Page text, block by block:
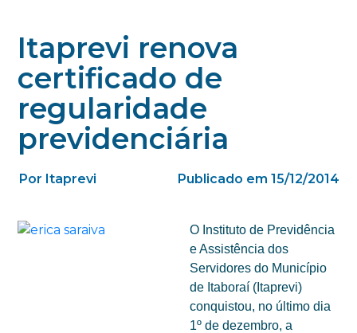
Itaprevi renova
certificado de
regularidade
previdenciária
Por Itaprevi Publicado em 15/12/2014
O Instituto de Previdência
e Assistência dos
Servidores do Município
de Itaboraí (Itaprevi)
conquistou, no último dia
1º de dezembro, a